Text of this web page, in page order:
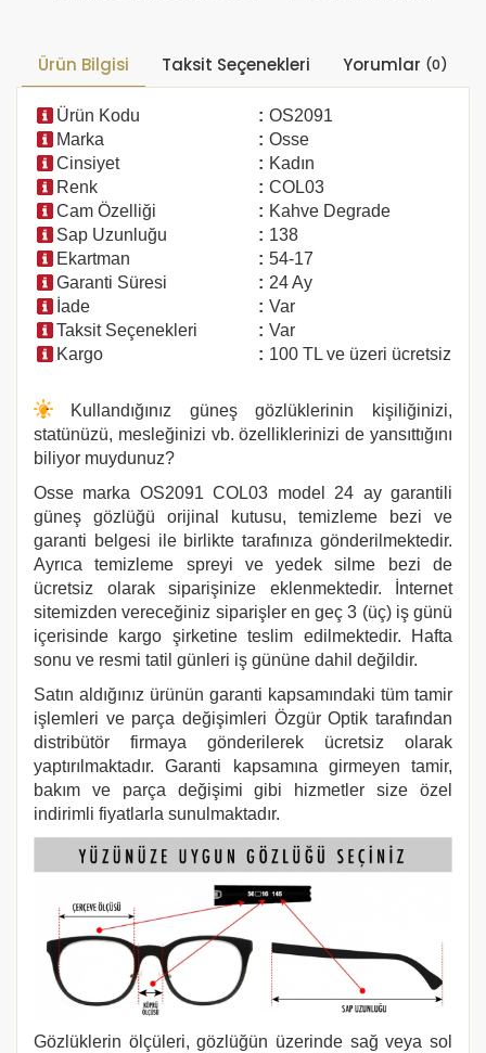
Ürün Bilgisi Taksit Seçenekleri Yorumlar (0)
Ürün Kodu : OS2091
Marka
: Osse
Cinsiyet
: Kadın
Renk
: COL03
Cam Özelliği
: Kahve Degrade
Sap Uzunluğu
: 138
Ekartman
: 54-17
Garanti Süresi
: 24 Ay
İade
: Var
Taksit Seçenekleri
: Var
Kargo
: 100 TL ve üzeri ücretsiz
Kullandığınız güneş gözlüklerinin kişiliğinizi,
statünüzü, mesleğinizi vb. özelliklerinizi de yansıttığını
biliyor muydunuz?
Osse marka OS2091 COL03 model 24 ay garantili
güneş gözlüğü orijinal kutusu, temizleme bezi ve
garanti belgesi ile birlikte tarafınıza gönderilmektedir.
Ayrıca temizleme spreyi ve yedek silme bezi de
ücretsiz olarak siparişinize eklenmektedir. İnternet
sitemizden vereceğiniz siparişler en geç 3 (üç) iş günü
içerisinde kargo şirketine teslim edilmektedir. Hafta
sonu ve resmi tatil günleri iş gününe dahil değildir.
Satın aldığınız ürünün garanti kapsamındaki tüm tamir
işlemleri ve parça değişimleri Özgür Optik tarafından
distribütör firmaya gönderilerek ücretsiz olarak
yaptırılmaktadır. Garanti kapsamına girmeyen tamir,
bakım ve parça değişimi gibi hizmetler size özel
indirimli fiyatlarla sunulmaktadır.
Gözlüklerin ölçüleri, gözlüğün üzerinde sağ veya sol